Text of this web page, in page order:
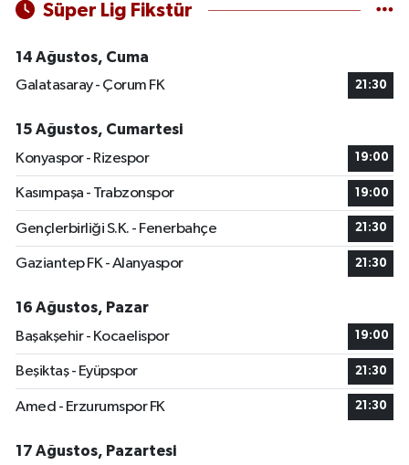
Süper Lig Fikstür
14 Ağustos, Cuma
Galatasaray - Çorum FK
21:30
15 Ağustos, Cumartesi
Konyaspor - Rizespor
19:00
Kasımpaşa - Trabzonspor 19:00
Gençlerbirliği S.K. - Fenerbahçe 21:30
Gaziantep FK - Alanyaspor 21:30
16 Ağustos, Pazar
Başakşehir - Kocaelispor
19:00
Beşiktaş - Eyüpspor 21:30
Amed - Erzurumspor FK 21:30
17 Ağustos, Pazartesi